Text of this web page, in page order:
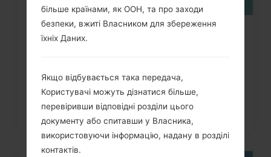
Як скинути до заводських
більше країнами, як ООН, та про заходи
безпеки, вжиті Власником для збереження
їхніх Даних.
Якщо відбувається така передача,
Користувачі можуть дізнатися більше,
перевіривши відповідні розділи цього
документу або спитавши у Власника,
використовуючи інформацію, надану в розділі
контактів.